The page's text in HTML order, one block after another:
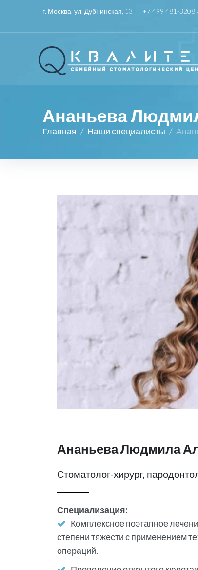
г. Москва, ул. Дубнинская, 13 +7 499 481-3208
Ананьева
Главная / Наши специалисты /
Ананьева Людмила
Стоматолог-хирург,
Специализация:
Комплексное поэтапное
степени тяжести с применением
операций.